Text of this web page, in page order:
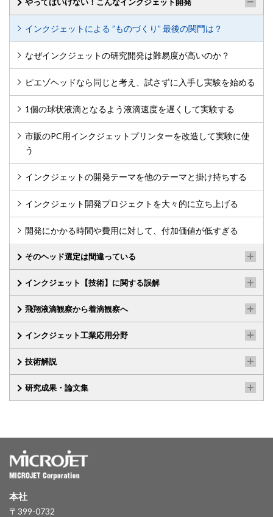
インクジェットによる ”ものづくり” 最後の関門は？
なぜインクジェットの研究開発は難易度が高いのか？
ピエゾヘッドなら同じと考え、試さずに入手し実験を始める
1個の球状液滴となるよう液滴速度を遅くして実験する
市販のPC用インクジェットプリンターを改造して実験に使
う
インクジェットの開発テーマを他のテーマと掛け持ちする
インクジェット開発プロジェクトを大々的に立ち上げる
開発にかかる時間や費用に対して、付加価値が低すぎる
そのヘッド選定は間違っている
インクジェット【技術】に関する誤解
飛翔液滴観察から着滴観察へ
インクジェット工業応用分野
技術解説
研究成果・論文集
本社
〒399-0732